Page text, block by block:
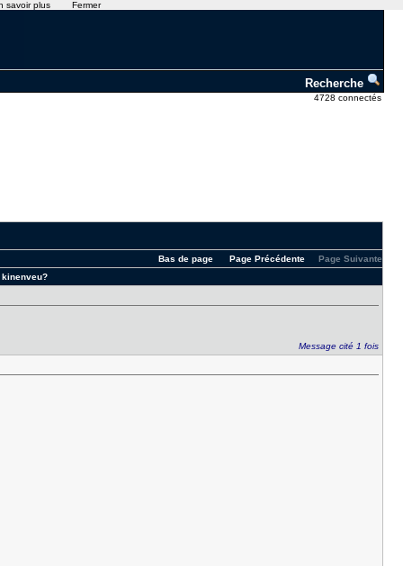
Recherche
4728 connectés
Page Suivante
Page Précédente
Bas de page
kinenveu?
Message cité 1 fois
savoir plus Fermer